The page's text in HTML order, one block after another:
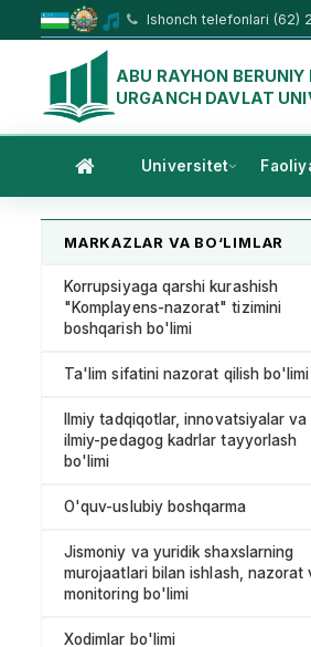
Ishonch telefonlari (62)
ABU RAYHON BERUNIY
URGANCH DAVLAT
Universitet
MARKAZLAR VA BO‘LIMLAR
Korrupsiyaga qarshi kurashish
"Komplayens-nazorat" tizimini
boshqarish bo'limi
Ta'lim sifatini nazorat qilish bo'limi
Ilmiy tadqiqotlar, innovatsiyalar va
ilmiy-pedagog kadrlar tayyorlash
bo'limi
O'quv-uslubiy boshqarma
Jismoniy va yuridik shaxslarning
murojaatlari bilan ishlash, nazorat
monitoring bo'limi
Xodimlar bo'limi